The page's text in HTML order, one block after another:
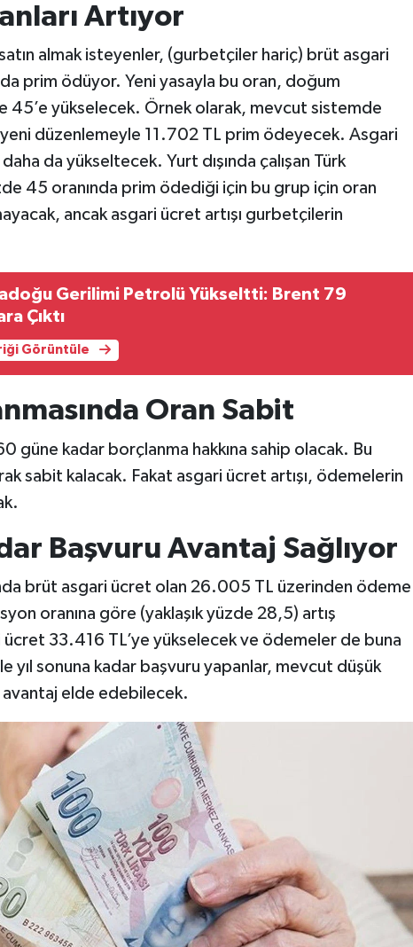
Artıyor
almak isteyenler, (gurbetçiler hariç) brüt asgari
prim ödüyor. Yeni yasayla bu oran, doğum
45’e yükselecek. Örnek olarak, mevcut sistemde
düzenlemeyle 11.702 TL prim ödeyecek. Asgari
da yükseltecek. Yurt dışında çalışan Türk
45 oranında prim ödediği için bu grup için oran
ancak asgari ücret artışı gurbetçilerin
Gerilimi Petrolü Yükseltti: Brent 79
Çıktı
Görüntüle
Oran Sabit
güne kadar borçlanma hakkına sahip olacak. Bu
sabit kalacak. Fakat asgari ücret artışı, ödemelerin
Başvuru Avantaj Sağlıyor
brüt asgari ücret olan 26.005 TL üzerinden ödeme
oranına göre (yaklaşık yüzde 28,5) artış
33.416 TL’ye yükselecek ve ödemeler de buna
yıl sonuna kadar başvuru yapanlar, mevcut düşük
elde edebilecek.